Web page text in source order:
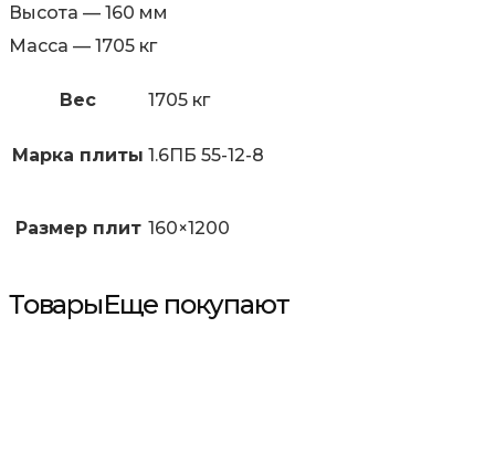
Высота — 160 мм
Масса — 1705 кг
Вес 1705 кг
Марка плиты 1.6ПБ 55-12-8
Размер плит 160×1200
ТоварыЕще покупают